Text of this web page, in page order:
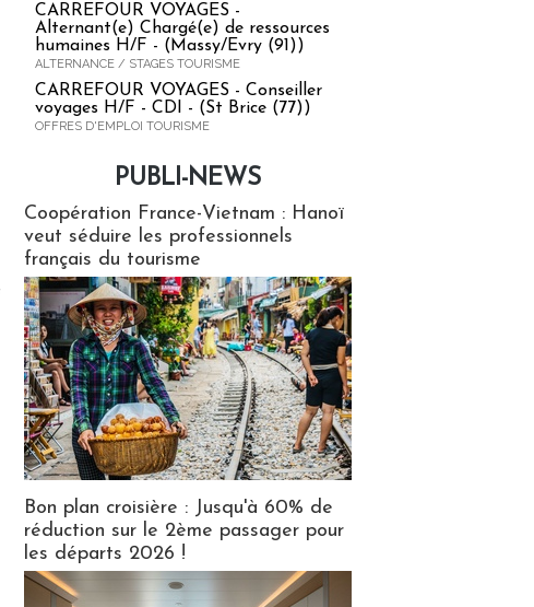
CARREFOUR VOYAGES -
Alternant(e) Chargé(e) de ressources
humaines H/F - (Massy/Evry (91))
ALTERNANCE / STAGES TOURISME
CARREFOUR VOYAGES - Conseiller
voyages H/F - CDI - (St Brice (77))
OFFRES D'EMPLOI TOURISME
PUBLI-NEWS
Coopération France-Vietnam : Hanoï
veut séduire les professionnels
français du tourisme
Bon plan croisière : Jusqu'à 60% de
réduction sur le 2ème passager pour
les départs 2026 !